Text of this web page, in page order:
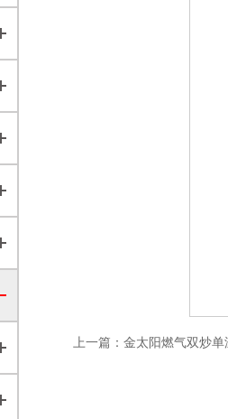
上一篇： 金太阳燃气双炒单